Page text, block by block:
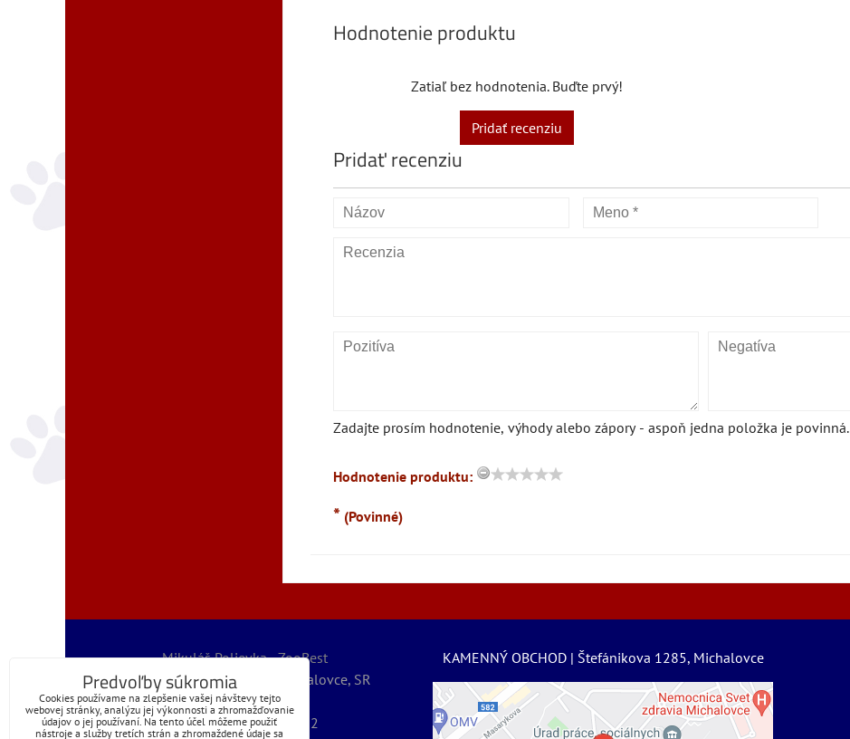
Hodnotenie produktu
Zatiaľ bez hodnotenia. Buďte prvý!
Pridať recenziu
Pridať recenziu
Zadajte prosím hodnotenie, výhody alebo zápory - aspoň jedna položka je povinná.
Hodnotenie produktu:
* (Povinné)
Mikuláš Polievka - ZooBest
Severná 5789/32, 07101 Michalovce, SR
IČO: 56067127
IČ DPH: SK1072399262
KAMENNÝ OBCHOD | Štefánikova 1285, Michalovce
Predvoľby súkromia
Cookies používame na zlepšenie vašej návštevy tejto
webovej stránky, analýzu jej výkonnosti a zhromažďovanie
údajov o jej používaní. Na tento účel môžeme použiť
nástroje a služby tretích strán a zhromaždené údaje sa